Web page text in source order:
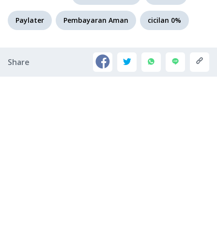
Paylater Pembayaran Aman cicilan 0%
Share